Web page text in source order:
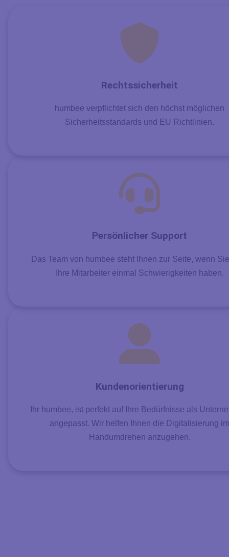
Rechtssicherheit
humbee verpflichtet sich den höchst möglichen
Sicherheitsstandards und EU Richtlinien.
Persönlicher Support
Das Team von humbee steht Ihnen zur Seite, wenn
Ihre Mitarbeiter einmal Schwierigkeiten haben.
Kundenorientierung
Ihr humbee, ist perfekt auf Ihre Bedürfnisse als
angepasst. Wir helfen Ihnen die Digitalisierung
Handumdrehen anzugehen.